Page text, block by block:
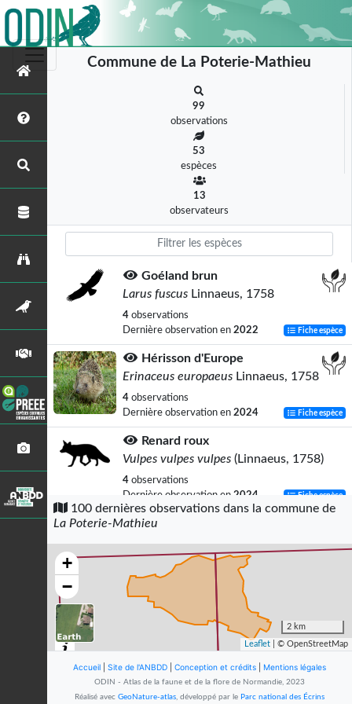
Commune de La Poterie-Mathieu
99
observations
53
espèces
13
observateurs
Goéland brun
Larus fuscus Linnaeus, 1758
4 observations
Dernière observation en 2022 Fiche espèce
Hérisson d'Europe
Erinaceus europaeus Linnaeus, 1758
4 observations
Dernière observation en 2024 Fiche espèce
Renard roux
Vulpes vulpes vulpes (Linnaeus, 1758)
4 observations
Dernière observation en 2024 Fiche espèce
Blaireau européen
Meles meles(Linnaeus, 1758)
observations
Dernière observation en
2024
Fouine
Martes foina(Erxleben, 1777)
Chevreuil européen
100 dernières observations dans la commune de
La Poterie-Mathieu
+
−
2 km
Leaflet | © OpenStreetMap
Accueil Site de l'ANBDD Conception et crédits Mentions légales
ODIN - Atlas de la faune et de la flore de Normandie, 2023
Réalisé avec GeoNature-atlas, développé par le Parc national des Écrins